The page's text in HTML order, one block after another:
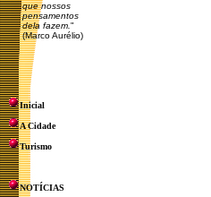
que nossos
pensamentos
dela fazem. "
(Marco Aurélio)
Inicial
A Cidade
Turismo
NOTÍCIAS